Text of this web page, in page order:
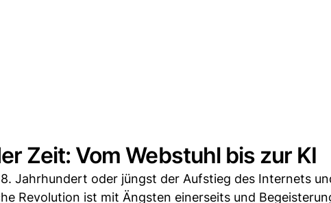
Zeit: Vom Webstuhl bis zur KI
Jahrhundert oder jüngst der Aufstieg des Internets
Revolution ist mit Ängsten einerseits und